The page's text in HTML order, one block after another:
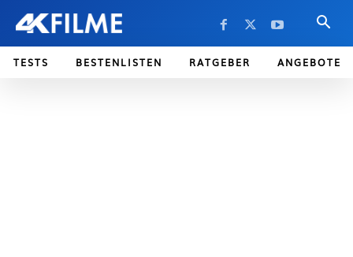
TESTS BESTENLISTEN RATGEBER ANGEBOTE